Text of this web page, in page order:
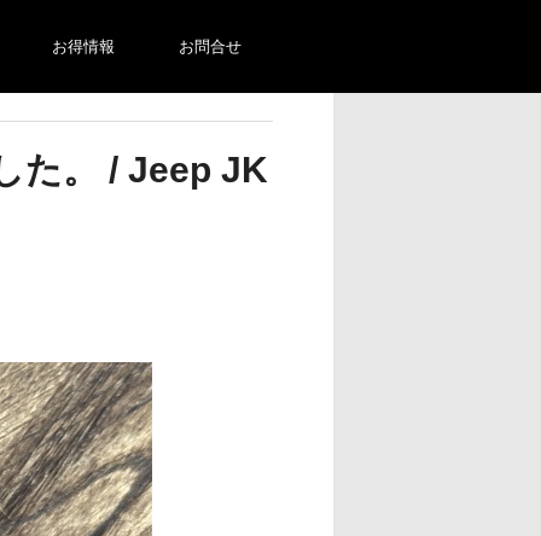
お得情報 お問合せ
た。 / Jeep JK